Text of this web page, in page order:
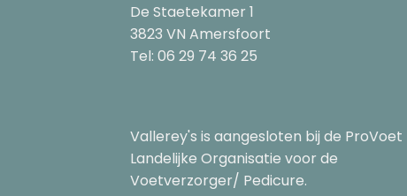
De Staetekamer 1
3823 VN Amersfoort
Tel: 06 29 74 36 25
Vallerey's is aangesloten bij de ProVoet
Landelijke Organisatie voor de
Voetverzorger/ Pedicure.